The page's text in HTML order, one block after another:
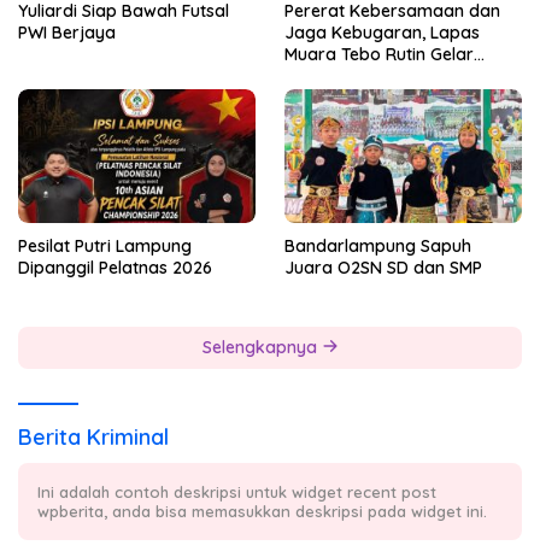
Yuliardi Siap Bawah Futsal
PWI Berjaya
Pererat Kebersamaan dan
Jaga Kebugaran, Lapas
Muara Tebo Rutin Gelar
Pesilat Putri Lampung
Dipanggil Pelatnas 2026
Bandarlampung Sapuh
Juara O2SN SD dan SMP
Selengkapnya
Berita Kriminal
Ini adalah contoh deskripsi untuk widget recent post
wpberita, anda bisa memasukkan deskripsi pada widget ini.